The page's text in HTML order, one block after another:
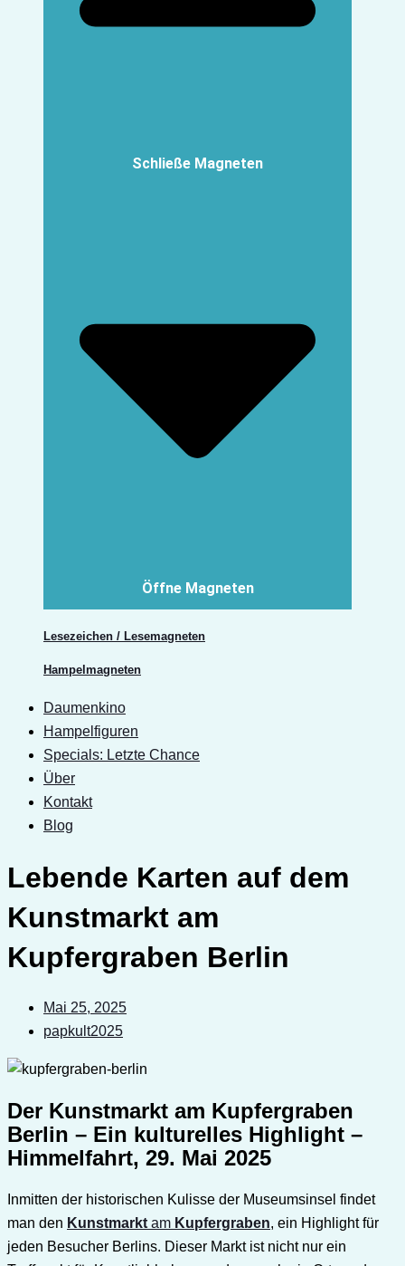
Schließe Magneten
Öffne Magneten
Lesezeichen / Lesemagneten
Hampelmagneten
Daumenkino
Hampelfiguren
Specials: Letzte Chance
Über
Kontakt
Blog
Lebende Karten auf dem
Kunstmarkt am
Kupfergraben Berlin
Mai 25, 2025
papkult2025
Der Kunstmarkt am Kupfergraben
Berlin – Ein kulturelles Highlight –
Himmelfahrt, 29. Mai 2025
Inmitten der historischen Kulisse der Museumsinsel findet
man den Kunstmarkt am Kupfergraben, ein Highlight für
jeden Besucher Berlins. Dieser Markt ist nicht nur ein